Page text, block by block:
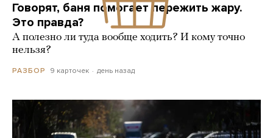
Говорят, баня помогает пережить жару.
Это правда?
А полезно ли туда вообще ходить? И кому точно
нельзя?
РАЗБОР 9 карточек день назад